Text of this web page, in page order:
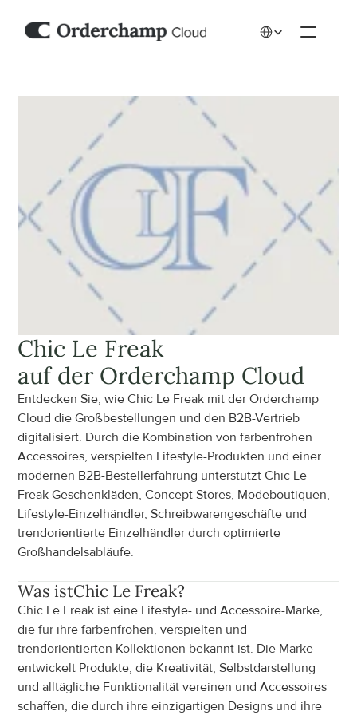
Chic Le Freak
auf der Orderchamp Cloud
Entdecken Sie, wie Chic Le Freak mit der Orderchamp
Cloud die Großbestellungen und den B2B-Vertrieb
digitalisiert. Durch die Kombination von farbenfrohen
Accessoires, verspielten Lifestyle-Produkten und einer
modernen B2B-Bestellerfahrung unterstützt Chic Le
Freak Geschenkläden, Concept Stores, Modeboutiquen,
Lifestyle-Einzelhändler, Schreibwarengeschäfte und
trendorientierte Einzelhändler durch optimierte
Großhandelsabläufe.
Was istChic Le Freak?
Chic Le Freak ist eine Lifestyle- und Accessoire-Marke,
die für ihre farbenfrohen, verspielten und
trendorientierten Kollektionen bekannt ist. Die Marke
entwickelt Produkte, die Kreativität, Selbstdarstellung
und alltägliche Funktionalität vereinen und Accessoires
schaffen, die durch ihre einzigartigen Designs und ihre